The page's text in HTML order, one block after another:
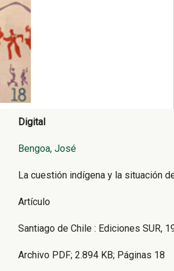
Digital
Bengoa, José
La cuestión indígena y la situación
Artículo
Santiago de Chile : Ediciones SUR,
Archivo PDF; 2.894 KB; Páginas 18